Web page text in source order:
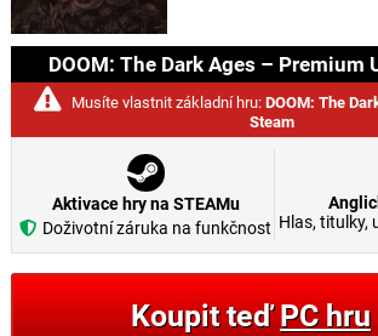
DOOM: The Dark Ages – Premium
Musíte vlastnit základní hru: DOOM: The
Steam
Aktivace hry na STEAMu
Doživotní záruka na funkčnost Hlas, titulky,
Koupit teďPC hru